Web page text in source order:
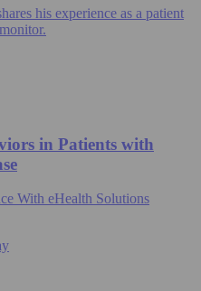
his experience as a patient
in Patients with
With eHealth Solutions